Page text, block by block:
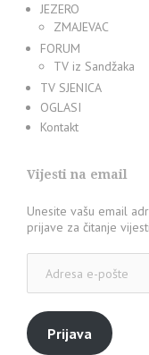
JEZERO
ZMAJEVAC
FORUM
TV iz Sandžaka
TV SJENICA
OGLASI
Kontakt
Vijesti na email
Unesite vašu email
prijave za čitanje
pošte
Prijava